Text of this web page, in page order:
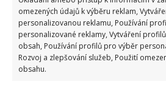
omezených údajů k výběru reklam,
personalizovanou reklamu, Používání
personalizované reklamy, Vytváření
obsah, Používání profilů pro výběr
Rozvoj a zlepšování služeb, Použití
obsahu.
práci, vytřeli celý dům a nyní
hlavici mopu nepodaří snad
krátce odmočit v umyvadle
vhoďte na silnější program do